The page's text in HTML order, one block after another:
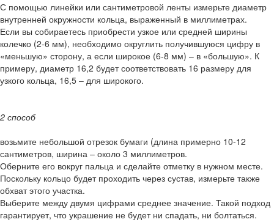
С помощью линейки или сантиметровой ленты измерьте диаметр
внутренней окружности кольца, выраженный в миллиметрах.
Если вы собираетесь приобрести узкое или средней ширины
колечко (2-6 мм), необходимо округлить получившуюся цифру в
«меньшую» сторону, а если широкое (6-8 мм) – в «большую». К
примеру, диаметр 16,2 будет соответствовать 16 размеру для
узкого кольца, 16,5 – для широкого.
2 способ
возьмите небольшой отрезок бумаги (длина примерно 10-12
сантиметров, ширина – около 3 миллиметров.
Оберните его вокруг пальца и сделайте отметку в нужном месте.
Поскольку кольцо будет проходить через сустав, измерьте также
обхват этого участка.
Выберите между двумя цифрами среднее значение. Такой подход
гарантирует, что украшение не будет ни спадать, ни болтаться.